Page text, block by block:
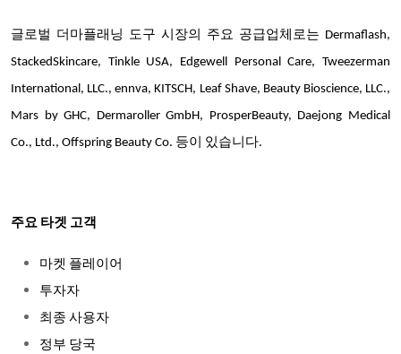
글로벌 더마플래닝 도구 시장의 주요 공급업체로는 Dermaflash,
StackedSkincare, Tinkle USA, Edgewell Personal Care, Tweezerman
International, LLC., ennva, KITSCH, Leaf Shave, Beauty Bioscience, LLC.,
Mars by GHC, Dermaroller GmbH, ProsperBeauty, Daejong Medical
Co., Ltd., Offspring Beauty Co. 등이 있습니다.
주요 타겟 고객
마켓 플레이어
투자자
최종 사용자
정부 당국